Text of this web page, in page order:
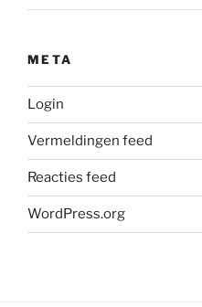
META
Login
Vermeldingen feed
Reacties feed
WordPress.org